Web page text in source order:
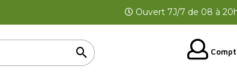
Ouvert 7J/7 de 08 à